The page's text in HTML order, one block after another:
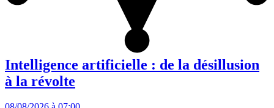
Intelligence artificielle : de la désillusion
à la révolte